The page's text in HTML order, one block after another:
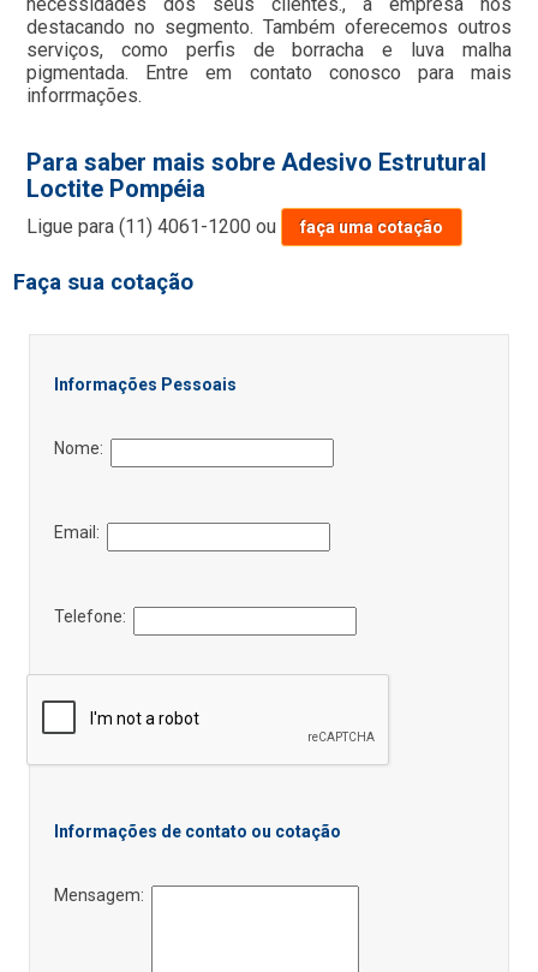
destacando no segmento. Também oferecemos outros
serviços, como perfis de borracha e luva malha
pigmentada. Entre em contato conosco para mais
inforrmações.
Para saber mais sobre Adesivo Estrutural
Loctite Pompéia
Ligue para(11) 4061-1200 ou faça uma cotação
Faça sua cotação
Informações Pessoais
Nome:
Email:
Telefone:
Informações de contato ou cotação
Mensagem: